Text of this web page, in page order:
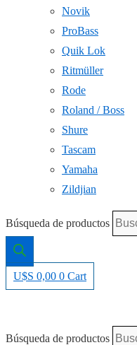
Novik
ProBass
Quik Lok
Ritmüller
Rode
Roland / Boss
Shure
Tascam
Yamaha
Zildjian
Búsqueda de productos
U$S 0,00 0 Cart
Búsqueda de productos